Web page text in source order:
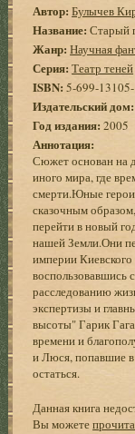
Автор: Булычев
Название: Старый
Жанр: Научная
Серия: Театр теней
ISBN: 5-699-13105-
Издательский дом:
Год издания: 2005
Аннотация:
Сюжет основан на
иного мира, где
смерти.Юные
сказочным
перейти в новый
нашей Земли.Они
империи
расследованию
экспертизы и
высоты" Гарик
времени и
и Люся, попавшие
остаться.
Данная книга
Вы можете